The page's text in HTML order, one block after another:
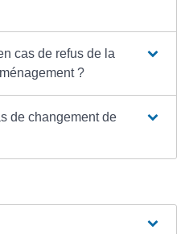
cas de refus de la
?
de changement de